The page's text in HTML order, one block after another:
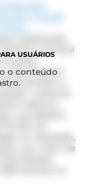
e Saúde
a dedicação
família contribui
prato.
mais de duas
tendem a
comenta
Martins,
e professora
Rio de
ao resultado,
por meio de
famílias na
USUÁRIOS
o conteúdo